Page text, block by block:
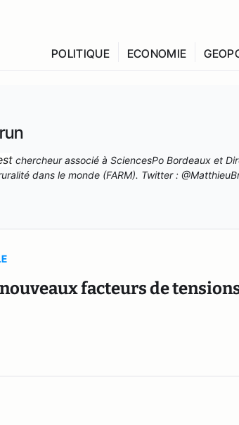
POLITIQUE ECONOMIE
chercheur associé à SciencesPo Bordeaux et
dans le monde (FARM). Twitter :
facteurs de